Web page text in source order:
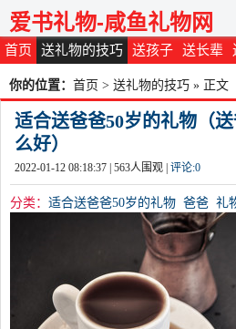
首页 送礼物的技巧 送孩子 送长辈
爱书礼物-咸鱼礼物网
你的位置： 首页 > 送礼物的技巧 » 正文
适合送爸爸50岁的礼物（
么好）
2022-01-12 08:18:37 | 563人围观 | 评论:0
分类： 适合送爸爸50岁的礼物 爸爸 礼